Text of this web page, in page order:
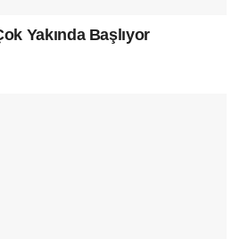
Yakında Başlıyor